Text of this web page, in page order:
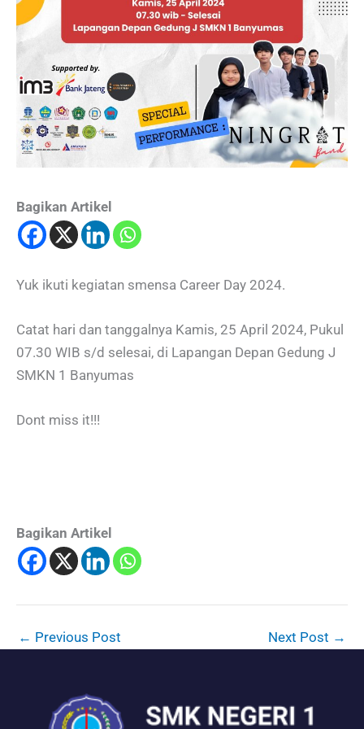
Bagikan Artikel
Yuk ikuti kegiatan smensa Career Day 2024.
Catat hari dan tanggalnya Kamis, 25 April 2024, Pukul
07.30 WIB s/d selesai, di Lapangan Depan Gedung J
SMKN 1 Banyumas
Dont miss it!!!
Bagikan Artikel
← Previous Post Next Post →